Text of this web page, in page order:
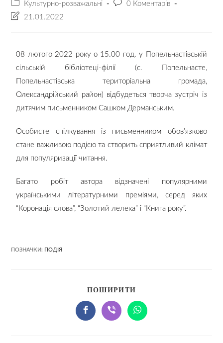
Культурно-розважальні
0 Коментарів
21.01.2022
08 лютого 2022 року о 15.00 год. у Попельнастівській
сільській бібліотеці-філії (с. Попельнасте,
Попельнастівська територіальна громада,
Олександрійський район) відбудеться творча зустріч із
дитячим письменником Сашком Дерманським.
Особисте спілкування із письменником обов’язково
стане важливою подією та створить сприятливий клімат
для популяризації читання.
Багато робіт автора відзначені популярними
українськими літературними преміями, серед яких
“Коронація слова”, “Золотий лелека” і “Книга року”.
ПОЗНАЧКИ: ПОДІЯ
ПОШИРИТИ